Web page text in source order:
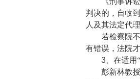
判决的，自收
人及其法定代
若检察院不
有错误，法院
3 、在适
彭新林教授